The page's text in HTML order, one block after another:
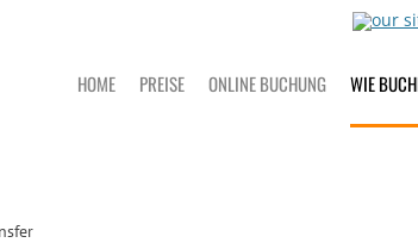
HOME PREISE ONLINE BUCHUNG WIE